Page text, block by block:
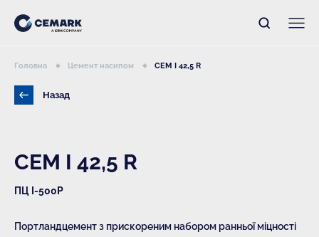
Назад
Головна Цемент насипом CEM I 42,5 R
CEM I 42,5 R
ПЦ І-500Р
Портландцемент з прискореним набором ранньої міцності